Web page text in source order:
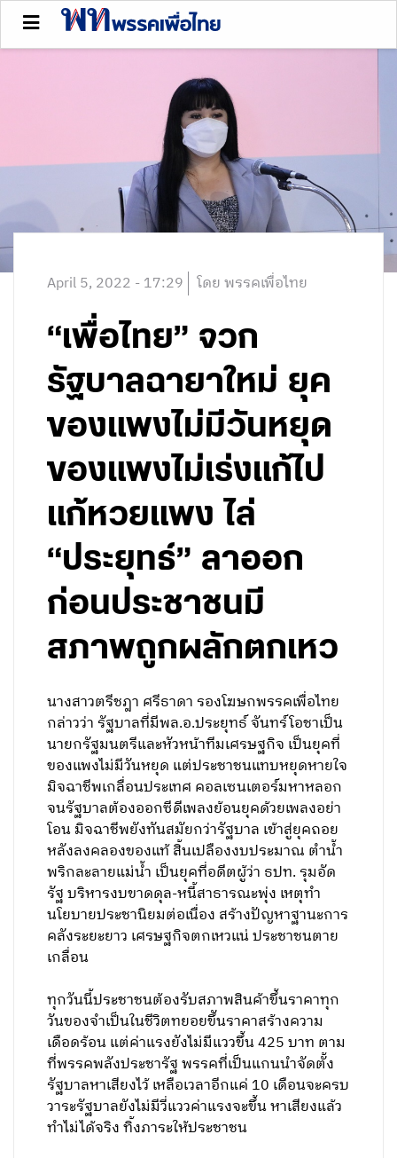
April 5, 2022 - 17:29 โดย พรรคเพื่อไทย
“เพื่อไทย” จวก
รัฐบาลฉายาใหม่ ยุค
ของแพงไม่มีวันหยุด ​
ของแพงไม่เร่งแก้ไป
แก้หวยแพง ไล่
“ประยุทธ์” ลาออก
ก่อนประชาชนมี
สภาพถูกผลักตกเหว
นางสาวตรีชฎา ศรีธาดา รองโฆษกพรรคเพื่อไทย
กล่าวว่า รัฐบาลที่มีพล.อ.ประยุทธ์ จันทร์โอชาเป็น
นายกรัฐมนตรีและหัวหน้าทีมเศรษฐกิจ เป็นยุคที่
ของแพงไม่มีวันหยุด แต่ประชาชนแทบหยุดหายใจ
มิจฉาชีพเกลื่อนประเทศ คอลเซนเตอร์มหาหลอก
จนรัฐบาลต้องออกซีดีเพลงย้อนยุคด้วยเพลงอย่า
โอน มิจฉาชีพยังทันสมัยกว่ารัฐบาล เข้าสู่ยุคถอย
หลังลงคลองของแท้ สิ้นเปลืองงบประมาณ ตำน้ำ
พริกละลายแม่น้ำ เป็นยุคที่อดีตผู้ว่า ธปท. รุมอัด
รัฐ บริหารงบขาดดุล-หนี้สาธารณะพุ่ง เหตุทำ
นโยบายประชานิยมต่อเนื่อง สร้างปัญหาฐานะการ
คลังระยะยาว เศรษฐกิจตกเหวแน่ ประชาชนตาย
เกลื่อน
ทุกวันนี้ประชาชนต้องรับสภาพสินค้าขึ้นราคาทุก
วันของจำเป็นในชีวิตทยอยขึันราคาสร้างความ
เดือดร้อน แต่ค่าแรงยังไม่มีแววขึ้น 425 บาท ตาม
ที่พรรคพลังประชารัฐ พรรคที่เป็นแกนนำจัดตั้ง
รัฐบาลหาเสียงไว้ เหลือเวลาอีกแค่ 10 เดือนจะครบ
วาระรัฐบาลยังไม่มีวี่แววค่าแรงจะขึ้น หาเสียงแล้ว
ทำไม่ได้จริง ทิ้งภาระให้ประชาชน